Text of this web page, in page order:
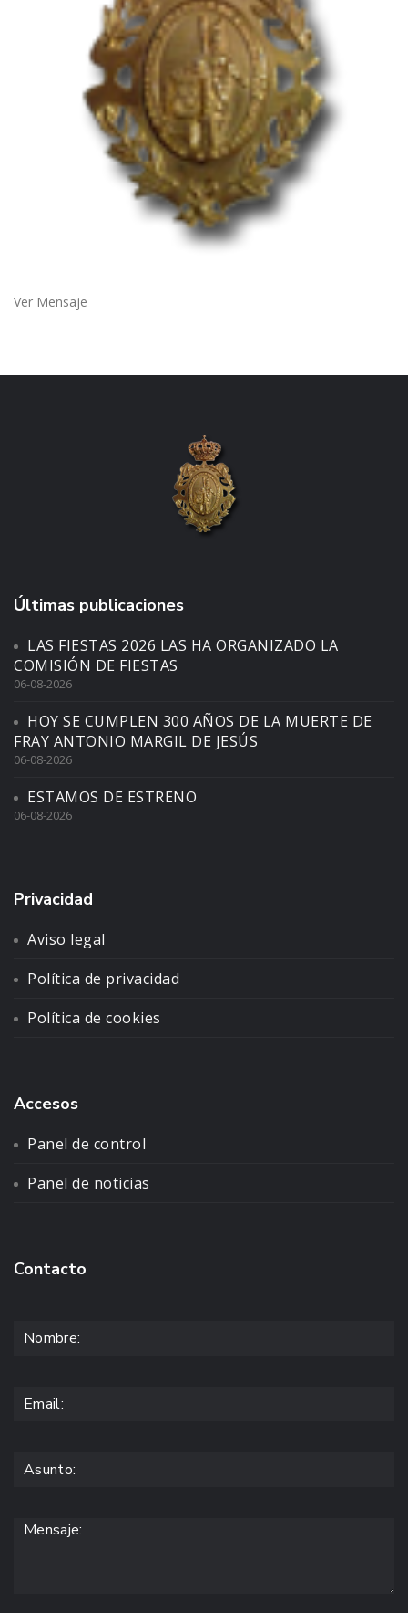
Ver Mensaje
Últimas publicaciones
LAS FIESTAS 2026 LAS HA ORGANIZADO LA
COMISIÓN DE FIESTAS
06-08-2026
HOY SE CUMPLEN 300 AÑOS DE LA MUERTE DE
FRAY ANTONIO MARGIL DE JESÚS
06-08-2026
ESTAMOS DE ESTRENO
06-08-2026
Privacidad
Aviso legal
Política de privacidad
Política de cookies
Accesos
Panel de control
Panel de noticias
Contacto